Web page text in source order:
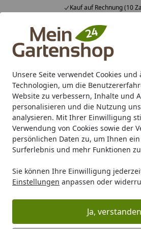
Unsere Seite verwendet Cookies und
Technologien, um die
Website zu verbessern, Inhalte und
personalisieren und die Nutzung
analysieren. Mit Ihrer Einwilligung
Verwendung von Cookies sowie der
persönlichen Daten zu, um Ihnen
Surferlebnis und mehr Funktionen
Sie können Ihre Einwilligung
Einstellungen anpassen oder
Ja, verstanden
Kauf auf Rechnung (10
Alle Produkte
Mein Konto
Suchen
Karibu Pools inkl. gratis
Starterset (Gesamtwert
Startseite
Gartenhaus Gartenhaus nach
3930+